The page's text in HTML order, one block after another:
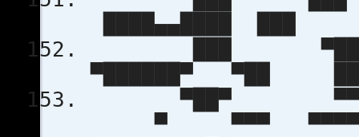
████▄▄████
███
▀██████▀ ▀██
▀██▀
▀ ▀▀▀